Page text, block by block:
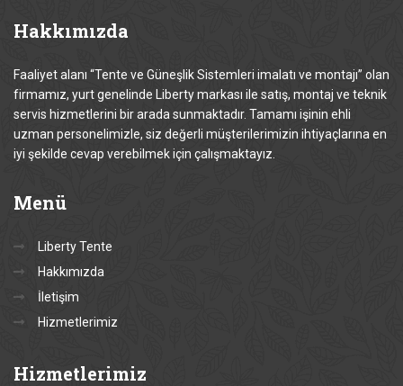
Hakkımızda
Faaliyet alanı “Tente ve Güneşlik Sistemleri imalatı ve montajı” olan
firmamız, yurt genelinde Liberty markası ile satış, montaj ve teknik
servis hizmetlerini bir arada sunmaktadır. Tamamı işinin ehli
uzman personelimizle, siz değerli müşterilerimizin ihtiyaçlarına en
iyi şekilde cevap verebilmek için çalışmaktayız.
Menü
Liberty Tente
Hakkımızda
İletişim
Hizmetlerimiz
Hizmetlerimiz